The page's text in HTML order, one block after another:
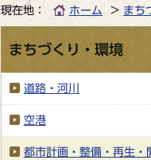
現在地： ホーム まち
まちづくり・環境
道路・河川
空港
都市計画・整備・再生・